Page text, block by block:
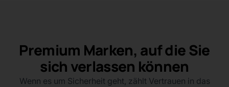
Premium Marken, auf die Sie
sich verlassen können
Wenn es um Sicherheit geht, zählt Vertrauen in das